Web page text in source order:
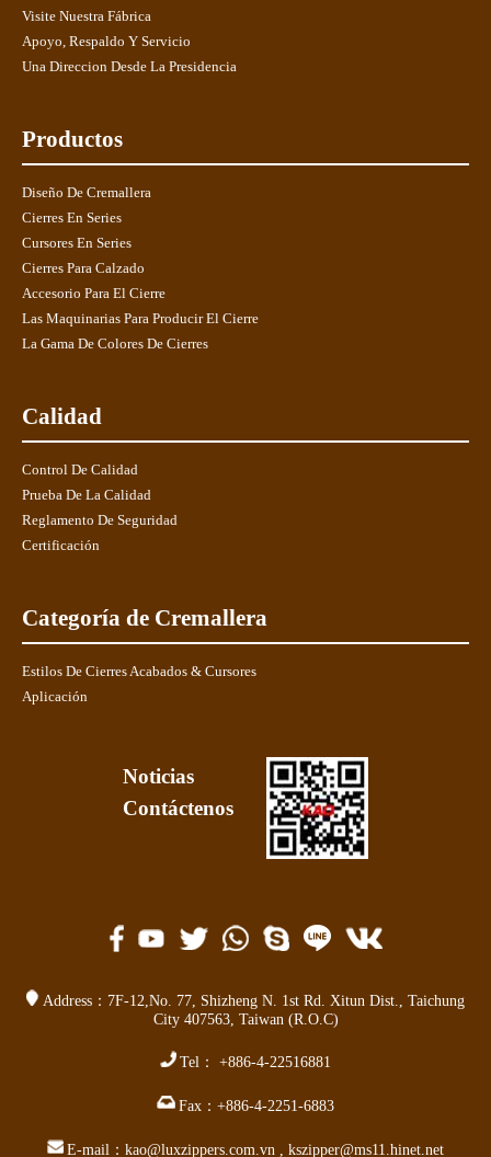
Visite Nuestra Fábrica
Apoyo, Respaldo Y Servicio
Una Direccion Desde La Presidencia
Productos
Diseño De Cremallera
Cierres En Series
Cursores En Series
Cierres Para Calzado
Accesorio Para El Cierre
Las Maquinarias Para Producir El Cierre
La Gama De Colores De Cierres
Calidad
Control De Calidad
Prueba De La Calidad
Reglamento De Seguridad
Certificación
Categoría de Cremallera
Estilos De Cierres Acabados & Cursores
Aplicación
Noticias
Contáctenos
Address： 7F-12,No. 77, Shizheng N. 1st Rd. Xitun Dist.
Taichung
City 407563, Taiwan (R.O.C)
Tel： +886-4-22516881
Fax： +886-4-2251-6883
E-mail： kao@luxzippers.com.vn kszipper@ms11.hinet.net